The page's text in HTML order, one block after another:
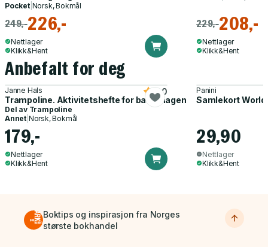
Pocket| Norsk, Bokmål
249,-226,-
Nettlager
Klikk&Hent
229,-208,-
Nettlager
Klikk&Hent
Anbefalt for deg
Janne Hals
Trampoline. Aktivitetshefte for barnehagen
5.0
Del av Trampoline
Annet Norsk, Bokmål
179,-
Nettlager
Klikk&Hent
Panini
Samlekort
29,90
Nettlager
Klikk&Hent
Boktips og inspirasjon fra Norges
største bokhandel